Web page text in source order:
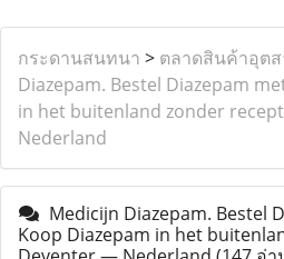
กระดานสนทนา > ตลาดสินค้าอุต
Diazepam. Bestel Diazepam
in het buitenland zonder
Nederland
Medicijn Diazepam. Bestel
Koop Diazepam in het